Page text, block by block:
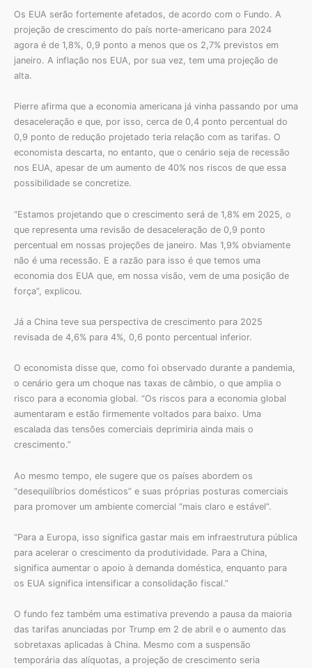
Os EUA serão fortemente afetados, de acordo com o Fundo. A
projeção de crescimento do país norte-americano para 2024
agora é de 1,8%, 0,9 ponto a menos que os 2,7% previstos em
janeiro. A inflação nos EUA, por sua vez, tem uma projeção de
alta.
Pierre afirma que a economia americana já vinha passando por uma
desaceleração e que, por isso, cerca de 0,4 ponto percentual do
0,9 ponto de redução projetado teria relação com as tarifas. O
economista descarta, no entanto, que o cenário seja de recessão
nos EUA, apesar de um aumento de 40% nos riscos de que essa
possibilidade se concretize.
“Estamos projetando que o crescimento será de 1,8% em 2025, o
que representa uma revisão de desaceleração de 0,9 ponto
percentual em nossas projeções de janeiro. Mas 1,9% obviamente
não é uma recessão. E a razão para isso é que temos uma
economia dos EUA que, em nossa visão, vem de uma posição de
força”, explicou.
Já a China teve sua perspectiva de crescimento para 2025
revisada de 4,6% para 4%, 0,6 ponto percentual inferior.
O economista disse que, como foi observado durante a pandemia,
o cenário gera um choque nas taxas de câmbio, o que amplia o
risco para a economia global. “Os riscos para a economia global
aumentaram e estão firmemente voltados para baixo. Uma
escalada das tensões comerciais deprimiria ainda mais o
crescimento.”
Ao mesmo tempo, ele sugere que os países abordem os
“desequilíbrios domésticos” e suas próprias posturas comerciais
para promover um ambiente comercial “mais claro e estável”.
“Para a Europa, isso significa gastar mais em infraestrutura pública
para acelerar o crescimento da produtividade. Para a China,
significa aumentar o apoio à demanda doméstica, enquanto para
os EUA significa intensificar a consolidação fiscal.”
O fundo fez também uma estimativa prevendo a pausa da maioria
das tarifas anunciadas por Trump em 2 de abril e o aumento das
sobretaxas aplicadas à China. Mesmo com a suspensão
temporária das alíquotas, a projeção de crescimento seria